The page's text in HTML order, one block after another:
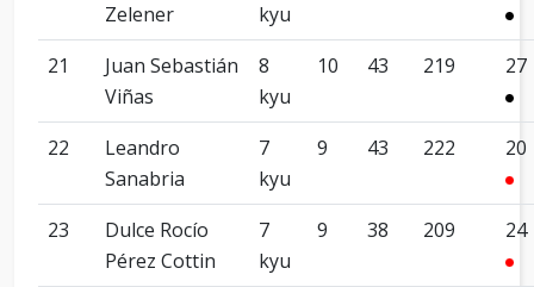
Zelener
kyu
21
Juan Sebastián
Viñas
8
kyu
10 43 219 27
22
Leandro
Sanabria
7
kyu
9 43 222 20
23
Dulce Rocío
Pérez Cottin
7
kyu
9 38 209 24